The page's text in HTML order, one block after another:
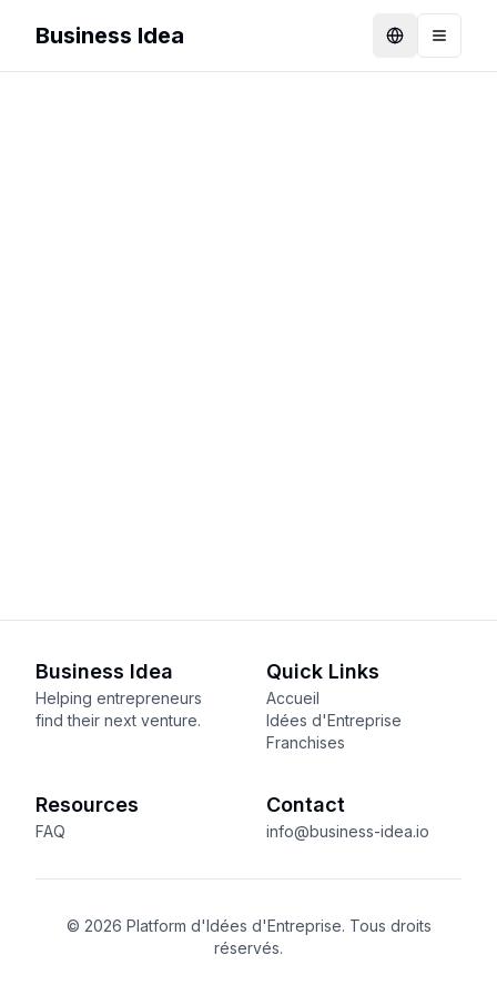
Business Idea LanguageToggle
Business Idea
Helping entrepreneurs
find their next venture.
Quick Links
Accueil
Idées d'Entreprise
Franchises
Resources
FAQ
Contact
info@business-idea.io
© 2026 Platform d'Idées d'Entreprise. Tous droits
réservés.